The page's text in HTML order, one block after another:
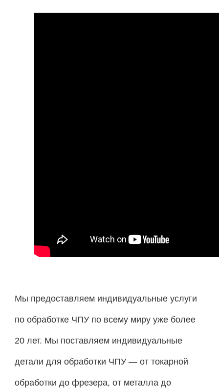
Мы предоставляем индивидуальные услуги
по обработке ЧПУ по всему миру уже более
20 лет. Мы поставляем индивидуальные
детали для обработки ЧПУ — от токарной
обработки до фрезера, от металла до